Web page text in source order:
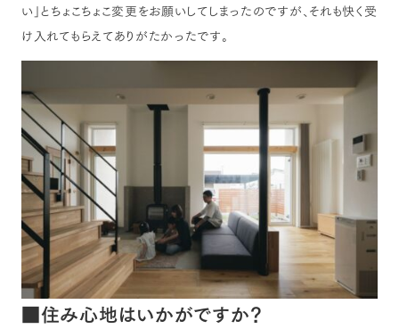
い」とちょこちょこ変更をお願いしてしまったのですが、それも快く受
け入れてもらえてありがたかったです。
■住み心地はいかがですか？